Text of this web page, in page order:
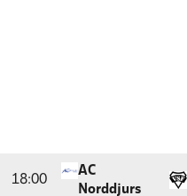
18:00
AC
Norddjurs